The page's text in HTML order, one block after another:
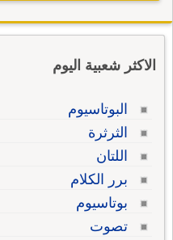
الاكثر شعبية اليوم
البوتاسيوم
الثرثرة
اللتان
برر الكلام
بوتاسيوم
تصوت